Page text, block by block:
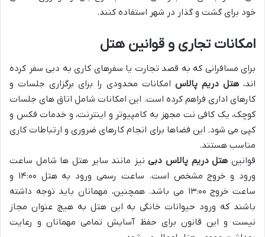
خود برای گشت و گذار در شهر استفاده کنند.
امکانات تجاری و قوانین هتل
برای مسافرانی که به قصد تجارت یا سفرهای کاری به دبی سفر کرده
اند، هتل دریم پالاس امکانات محدودی را برای برگزاری جلسات و
کارهای اداری فراهم کرده است. این امکانات شامل اتاق های جلسات
کوچک، یک کافی نت مجهز به کامپیوتر و اینترنت، و خدمات فکس و
کپی می شود. این فضاها برای انجام کارهای ضروری و ارتباطات کاری
مناسب هستند.
قوانین هتل دریم پالاس دبینیز مانند سایر هتل ها شامل ساعت
ورود و خروج مشخص است. ساعت رسمی ورود به هتل ۱۴:۰۰ و
ساعت خروج ۱۳:۰۰ می باشد. همچنین، مهمانان باید توجه داشته
باشند که ورود حیوانات خانگی به این هتل به هیچ عنوان مجاز
نیست و این قانون برای حفظ آسایش تمامی مهمانان و رعایت